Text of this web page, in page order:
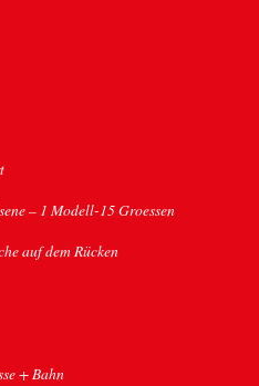
– 1 Modell-15 Groessen
auf dem Rücken
+ Bahn